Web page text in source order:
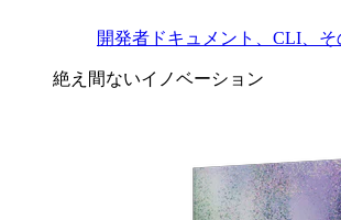
開発者ドキュメント、CLI、そ
絶え間ないイノベーション